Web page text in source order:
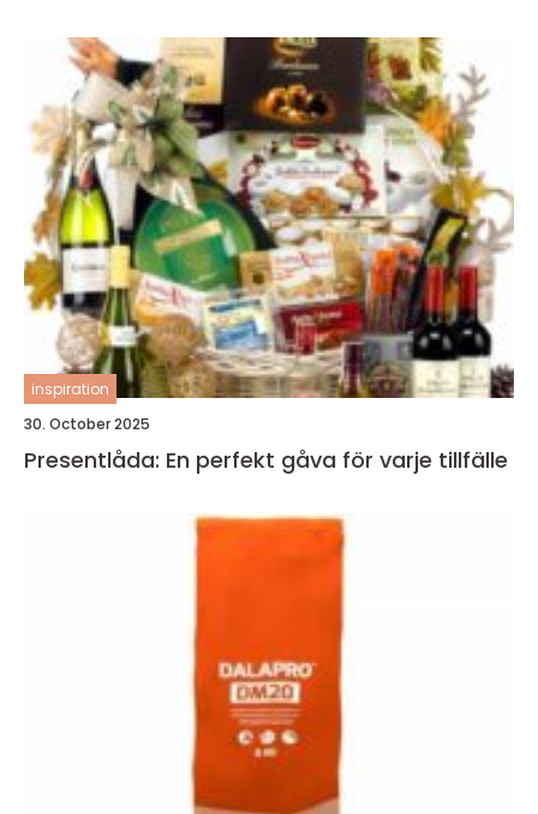
inspiration
30. October 2025
Presentlåda: En perfekt gåva för varje tillfälle